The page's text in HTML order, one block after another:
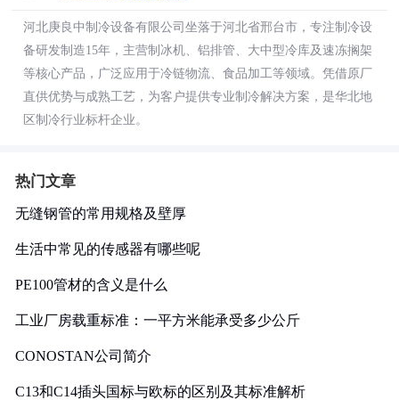
河北庚良中制冷设备有限公司坐落于河北省邢台市，专注制冷设
备研发制造15年，主营制冰机、铝排管、大中型冷库及速冻搁架
等核心产品，广泛应用于冷链物流、食品加工等领域。凭借原厂
直供优势与成熟工艺，为客户提供专业制冷解决方案，是华北地
区制冷行业标杆企业。
热门文章
无缝钢管的常用规格及壁厚
生活中常见的传感器有哪些呢
PE100管材的含义是什么
工业厂房载重标准：一平方米能承受多少公斤
CONOSTAN公司简介
C13和C14插头国标与欧标的区别及其标准解析